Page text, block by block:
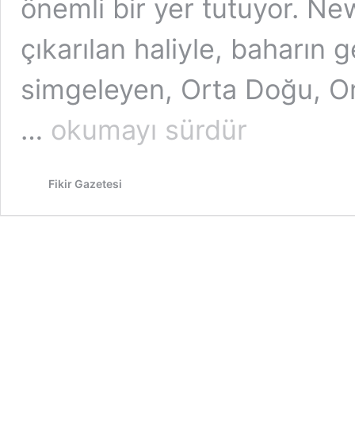
önemli bir yer tutuyor.
çıkarılan haliyle, baharın
simgeleyen, Orta Doğu,
…
Newroz’un
tarihi
dair
okumayı sürdür
Fikir Gazetesi